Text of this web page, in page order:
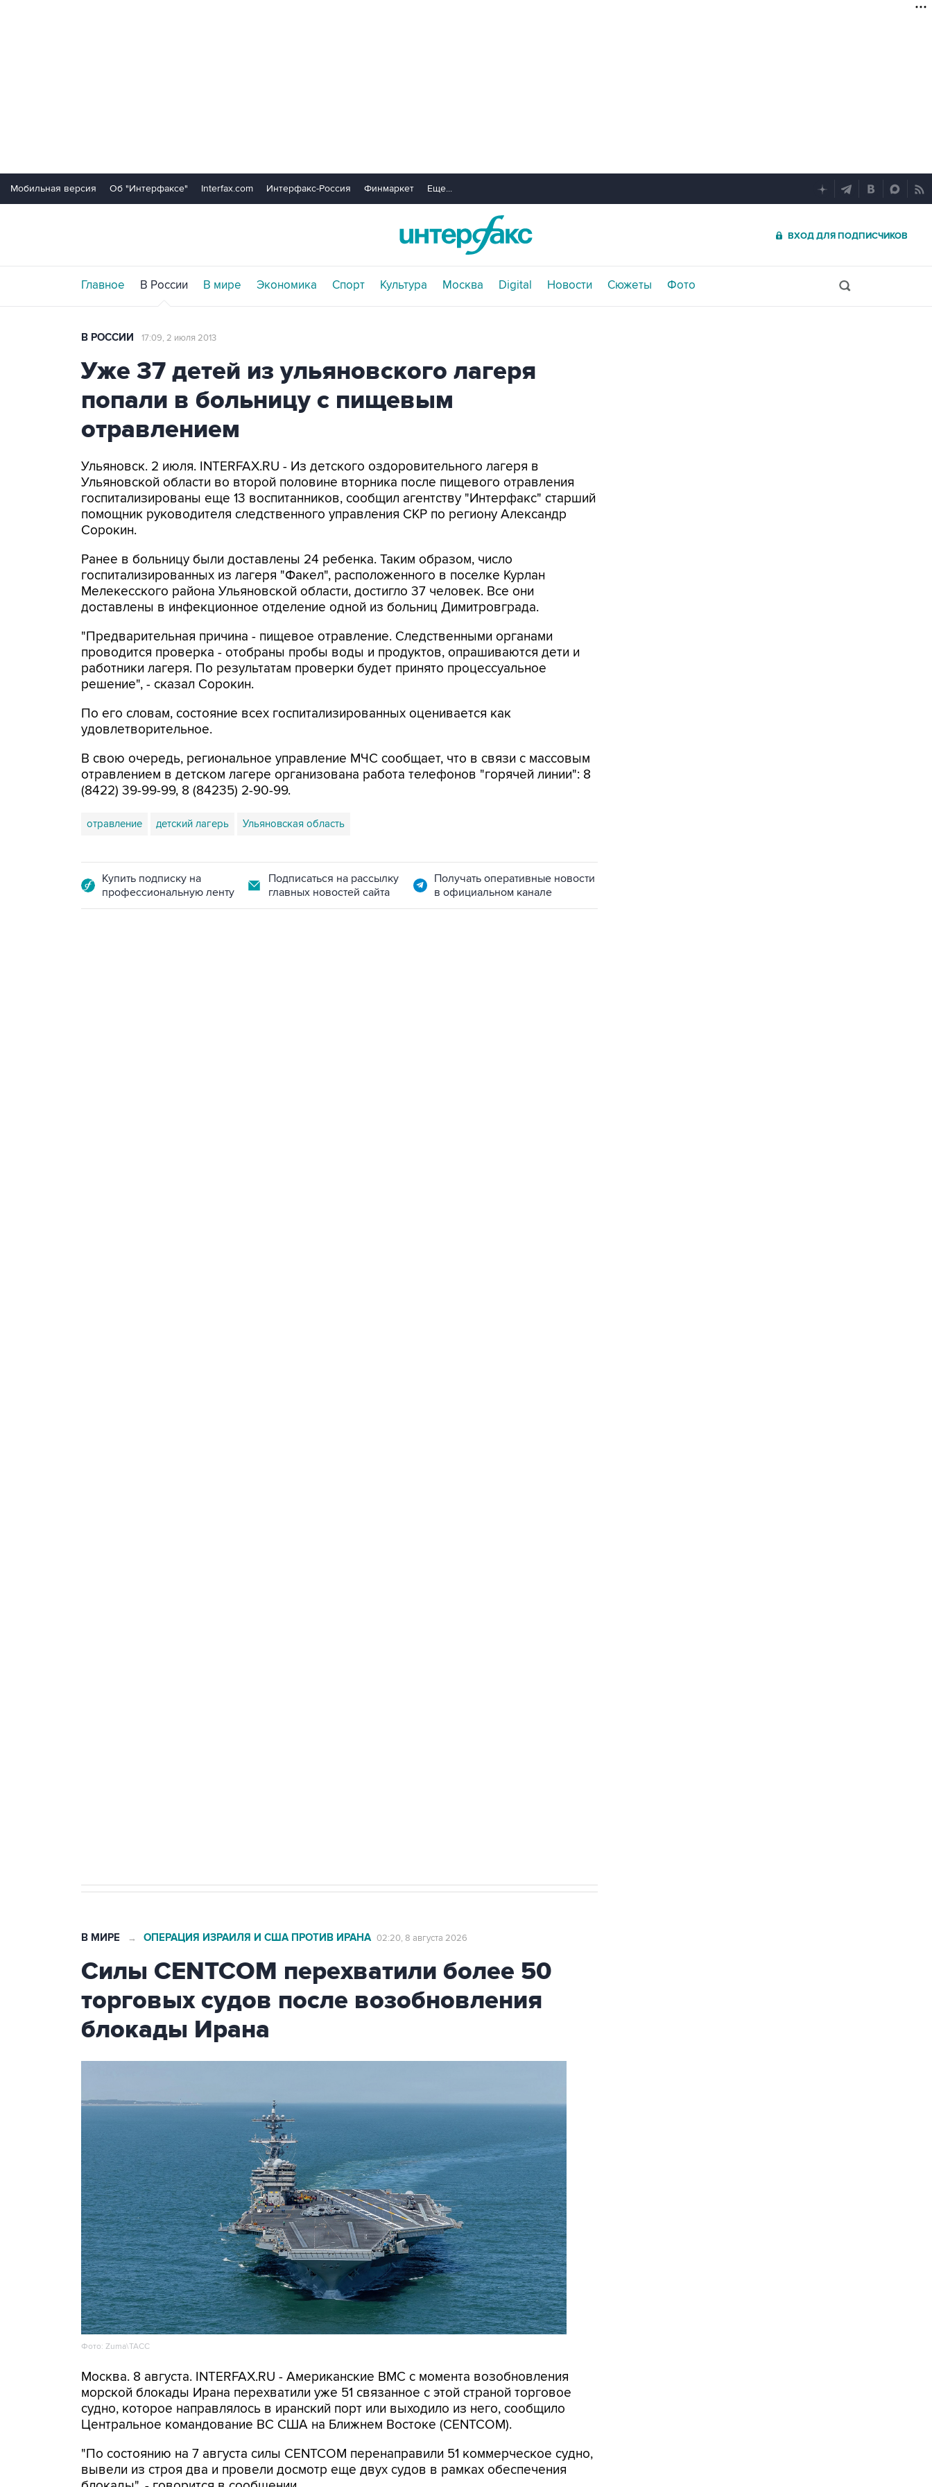
Мобильная версия Об "Интерфаксе" Interfax.com Интерфакс-Россия Финмаркет Еще...
ВХОД ДЛЯ ПОДПИСЧИКОВ
Главное В России В мире Экономика Спорт Культура Москва Digital Новости Сюжеты Фото
В РОССИИ 17:09, 2 июля 2013
Уже 37 детей из ульяновского лагеря
попали в больницу с пищевым
отравлением
Ульяновск. 2 июля. INTERFAX.RU - Из детского оздоровительного лагеря в
Ульяновской области во второй половине вторника после пищевого отравления
госпитализированы еще 13 воспитанников, сообщил агентству "Интерфакс" старший
помощник руководителя следственного управления СКР по региону Александр
Сорокин.
Ранее в больницу были доставлены 24 ребенка. Таким образом, число
госпитализированных из лагеря "Факел", расположенного в поселке Курлан
Мелекесского района Ульяновской области, достигло 37 человек. Все они
доставлены в инфекционное отделение одной из больниц Димитровграда.
"Предварительная причина - пищевое отравление. Следственными органами
проводится проверка - отобраны пробы воды и продуктов, опрашиваются дети и
работники лагеря. По результатам проверки будет принято процессуальное
решение", - сказал Сорокин.
По его словам, состояние всех госпитализированных оценивается как
удовлетворительное.
В свою очередь, региональное управление МЧС сообщает, что в связи с массовым
отравлением в детском лагере организована работа телефонов "горячей линии": 8
(8422) 39-99-99, 8 (84235) 2-90-99.
отравление детский лагерь Ульяновская область
Купить подписку на
профессиональную ленту
Подписаться на рассылку
главных новостей сайта
Получать оперативные новости
в официальном канале
В МИРЕ → ОПЕРАЦИЯ ИЗРАИЛЯ И США ПРОТИВ ИРАНА 02:20, 8 августа 2026
Силы CENTCOM перехватили более 50
торговых судов после возобновления
блокады Ирана
Фото: Zuma\ТАСС
Москва. 8 августа. INTERFAX.RU - Американские ВМС с момента возобновления
морской блокады Ирана перехватили уже 51 связанное с этой страной торговое
судно, которое направлялось в иранский порт или выходило из него, сообщило
Центральное командование ВС США на Ближнем Востоке (CENTCOM).
"По состоянию на 7 августа силы CENTCOM перенаправили 51 коммерческое судно,
вывели из строя два и провели досмотр еще двух судов в рамках обеспечения